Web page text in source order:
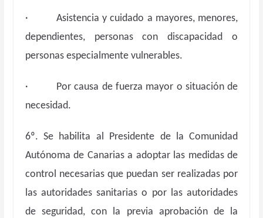
· Asistencia y cuidado a mayores, menores,
dependientes, personas con discapacidad o
personas especialmente vulnerables.
· Por causa de fuerza mayor o situación de
necesidad.
6º. Se habilita al Presidente de la Comunidad
Autónoma de Canarias a adoptar las medidas de
control necesarias que puedan ser realizadas por
las autoridades sanitarias o por las autoridades
de seguridad, con la previa aprobación de la